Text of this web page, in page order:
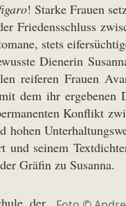
! Starke Frauen
Friedensschluss
stets
Dienerin
reiferen Frauen
dem ihr
Konflikt
und seinem
Gräfin zu Susanna.
der